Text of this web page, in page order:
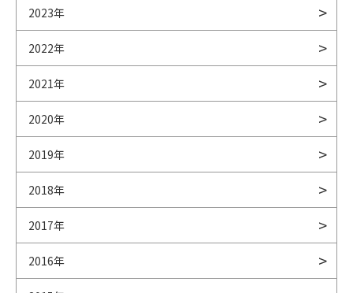
2023年
2022年
2021年
2020年
2019年
2018年
2017年
2016年